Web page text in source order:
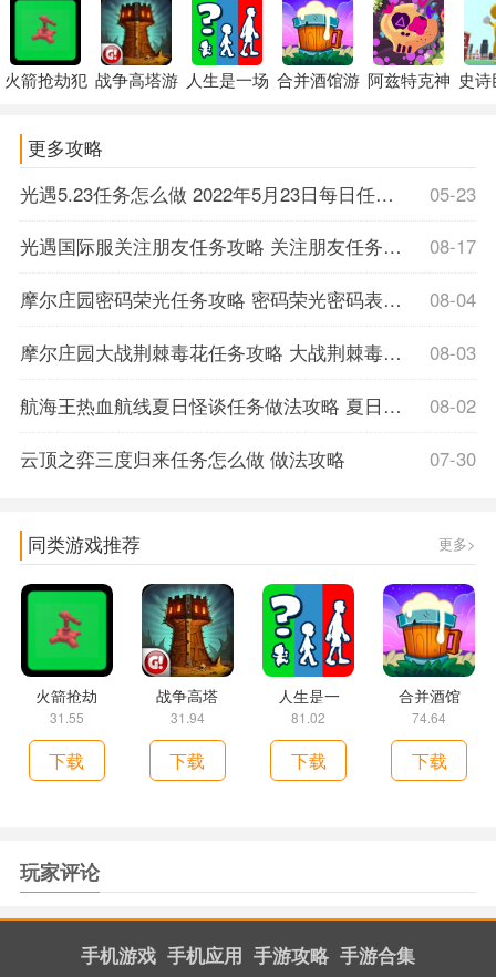
火箭抢劫犯 战争高塔游 人生是一场 合并酒馆游 阿兹特克神 史
更多攻略
05-23
光遇5.23任务怎么做 2022年5月23日每日任务攻略
08-17
光遇国际服关注朋友任务攻略 关注朋友任务意思和完成攻略
08-04
摩尔庄园密码荣光任务攻略 密码荣光密码表位置详解
08-03
摩尔庄园大战荆棘毒花任务攻略 大战荆棘毒花任务通关相关流程
08-02
航海王热血航线夏日怪谈任务做法攻略 夏日怪谈活动任务怎么做
07-30
云顶之弈三度归来任务怎么做 做法攻略
同类游戏推荐 更多>
火箭抢劫
31.55
下载
战争高塔
31.94
下载
人生是一
81.02
下载
合并酒馆
74.64
下载
玩家评论
手机游戏 手机应用 手游攻略 手游合集